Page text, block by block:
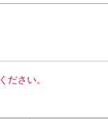
ださい。